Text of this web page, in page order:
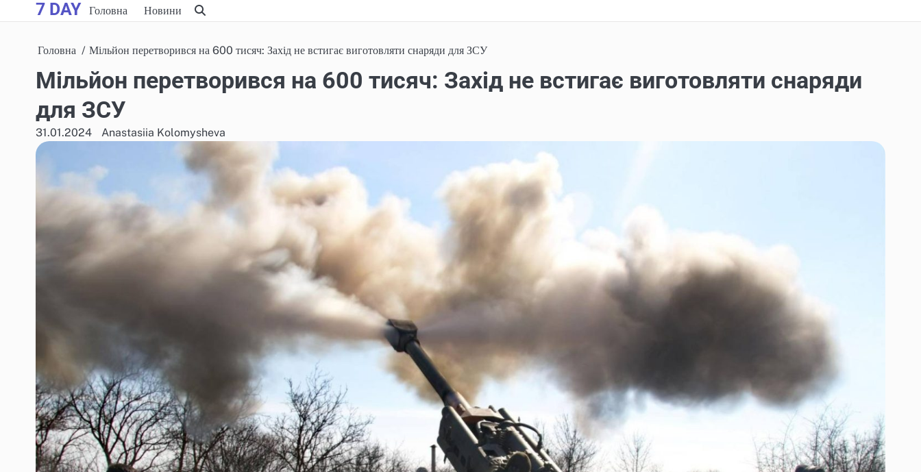
to
7 DAY Головна Новини
Головна Мільйон перетворився на 600 тисяч: Захід не встигає виготовляти снаряди для ЗСУ
Мільйон перетворився на 600 тисяч: Захід не встигає виготовляти снаряди
для ЗСУ
31.01.2024 Anastasiia Kolomysheva